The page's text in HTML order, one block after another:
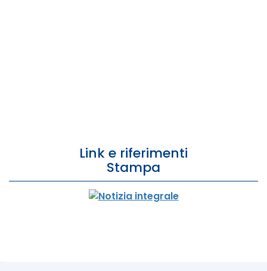
Link e riferimenti
Stampa